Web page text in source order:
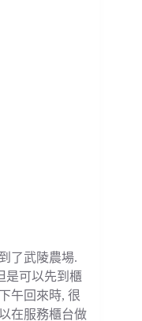
了武陵農場.
是可以先到櫃
午回來時, 很
在服務櫃台做